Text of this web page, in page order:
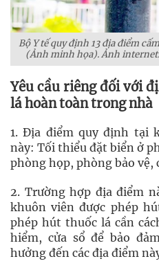
Bộ Y tế quy định 13 địa điểm
(Ảnh minh họa). Ảnh internet.
Yêu cầu riêng đối với
lá hoàn toàn trong nhà
1. Địa điểm quy định tại
này: Tối thiểu đặt biển ở
phòng họp, phòng bảo vệ,
2. Trường hợp địa điểm
khuôn viên được phép
phép hút thuốc lá cần
hiểm, cửa sổ để bảo
hưởng đến các địa điểm